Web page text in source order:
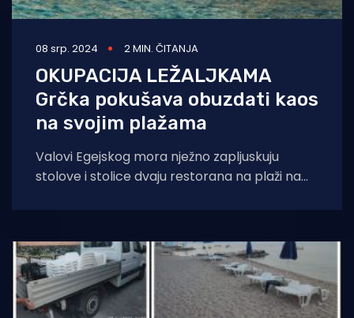
08 srp. 2024 2 MIN. ČITANJA
OKUPACIJA LEŽALJKAMA
Grčka pokušava obuzdati kaos
na svojim plažama
Valovi Egejskog mora nježno zapljuskuju
stolove i stolice dvaju restorana na plaži na
scena,